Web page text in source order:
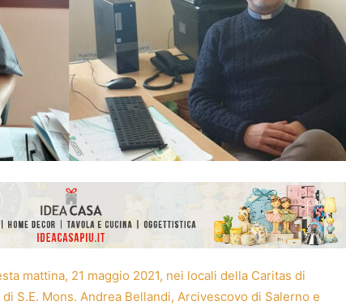
mattina, 21 maggio 2021, nei locali della Caritas di
S.E. Mons. Andrea Bellandi, Arcivescovo di Salerno e